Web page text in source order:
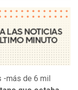
-más de 6 mil